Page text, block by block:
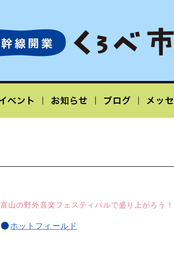
富山の野外音楽フェスティバルで盛り上がろう！
ホットフィールド